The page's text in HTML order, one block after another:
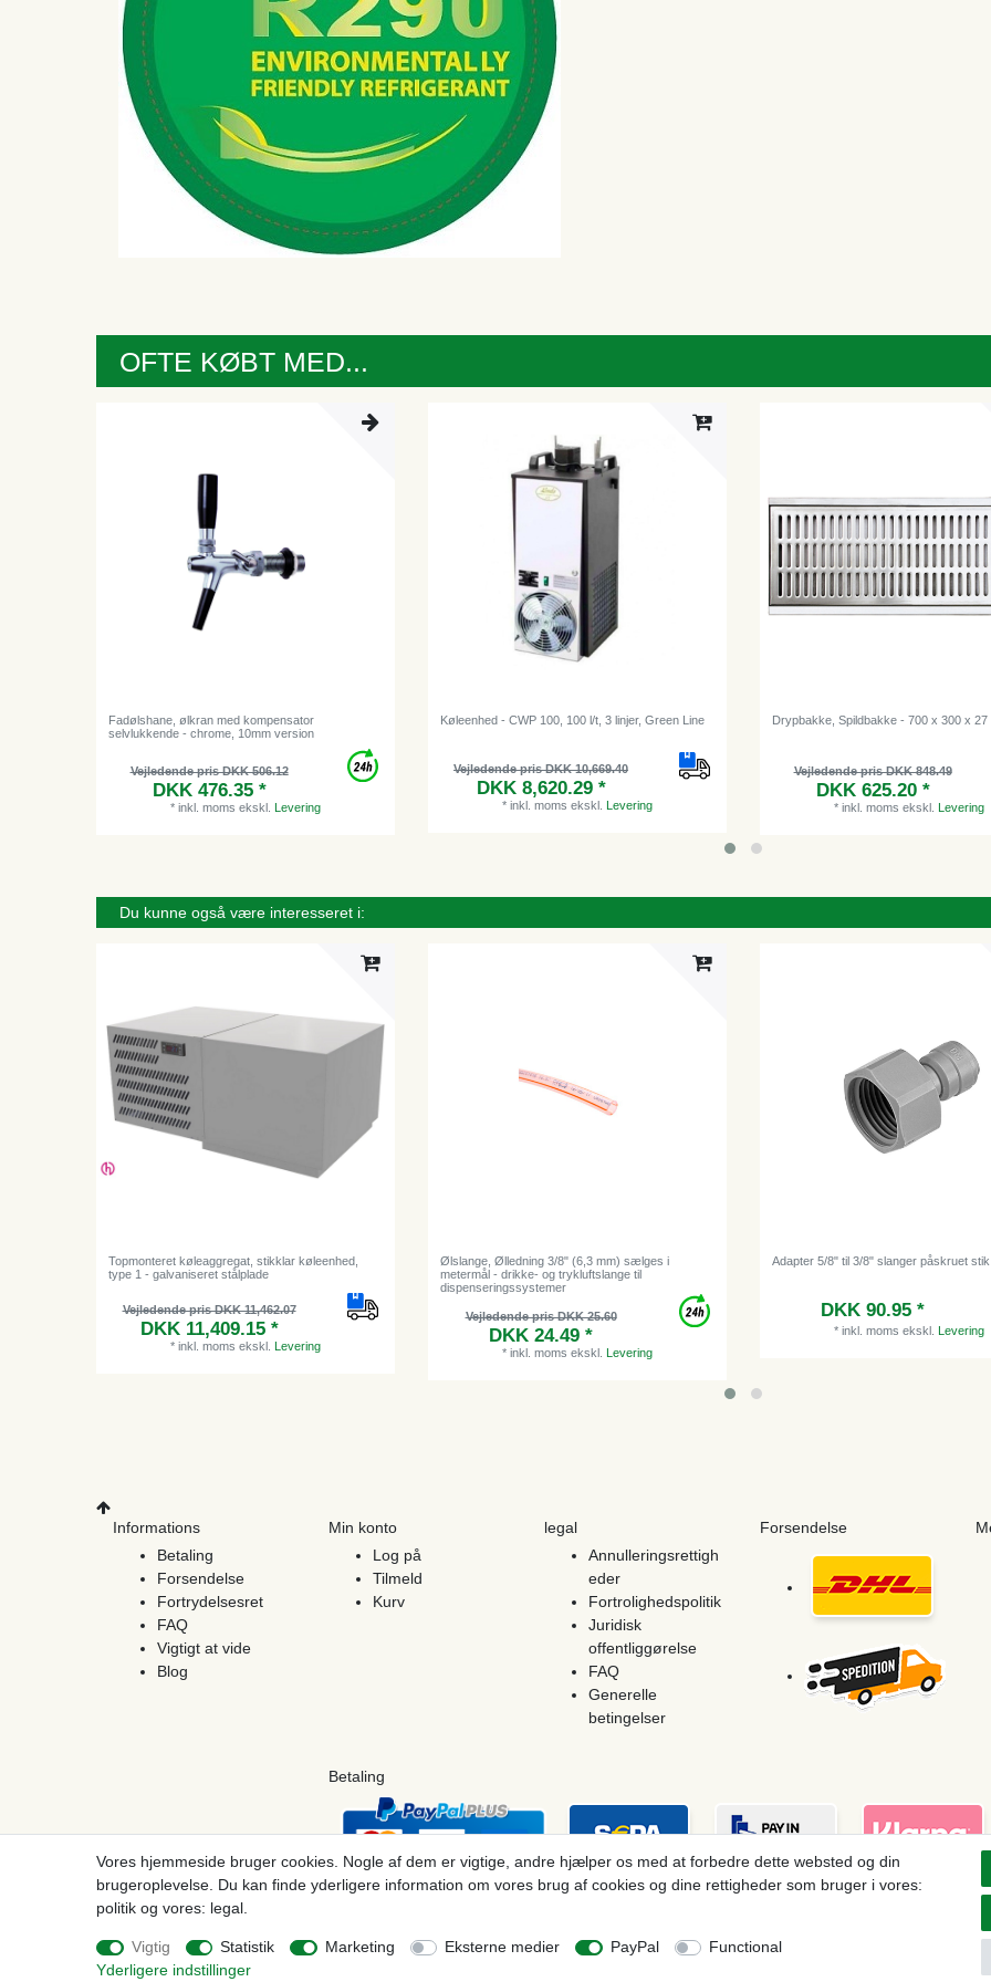
OFTE KØBT MED...
Fadølshane, ølkran med kompensator
selvlukkende - chrome, 10mm version
Vejledende pris DKK 506.12
DKK 476.35 *
* inkl. moms ekskl. Levering
Køleenhed - CWP 100, 100 l/t, 3 linjer, Green Line
Vejledende pris DKK 10,669.40
DKK 8,620.29 *
* inkl. moms ekskl. Levering
Drypbakke, Spildbakke - 700 x 300 x 27
Vejledende pris DKK 848.49
DKK 625.20 *
* inkl. moms ekskl. Levering
Du kunne også være interesseret i:
Topmonteret køleaggregat, stikklar køleenhed,
type 1 - galvaniseret stålplade
Vejledende pris DKK 11,462.07
DKK 11,409.15 *
* inkl. moms ekskl. Levering
Ølslange, Ølledning 3/8" (6,3 mm) sælges i
metermål - drikke- og trykluftslange til
dispenseringssystemer
Vejledende pris DKK 25.60
DKK 24.49 *
* inkl. moms ekskl. Levering
Adapter 5/8" til 3/8" slanger påskruet stik
DKK 90.95 *
* inkl. moms ekskl. Levering
Informations
Betaling
Forsendelse
Fortrydelsesret
FAQ
Vigtigt at vide
Blog
Min konto
Log på
Tilmeld
Kurv
legal
Annulleringsrettigh
eder
Fortrolighedspolitik
Juridisk
offentliggørelse
FAQ
Generelle
betingelser
Forsendelse
Betaling
Vores hjemmeside bruger cookies. Nogle af dem er vigtige, andre hjælper os med at forbedre dette websted og din
brugeroplevelse. Du kan finde yderligere information om vores brug af cookies og dine rettigheder som bruger i vores:
politik og vores: legal.
Vigtig Statistik Marketing Eksterne medier PayPal
Functional
Yderligere indstillinger